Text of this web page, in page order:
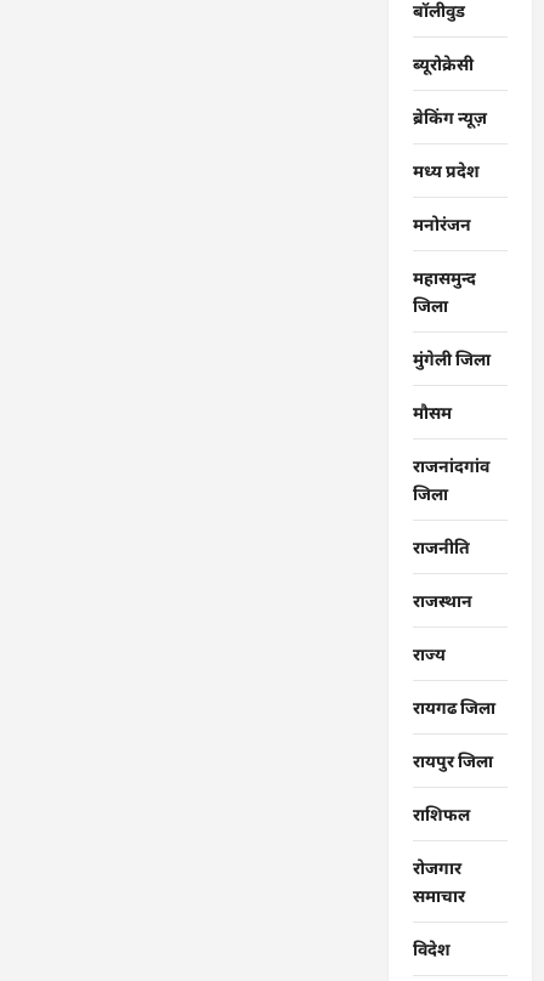
बॉलीवुड
ब्यूरोक्रेसी
ब्रेकिंग न्यूज़
मध्य प्रदेश
मनोरंजन
महासमुन्द
जिला
मुंगेली जिला
मौसम
राजनांदगांव
जिला
राजनीति
राजस्थान
राज्‍य
रायगढ जिला
रायपुर जिला
राशिफल
रोजगार
समाचार
विदेश